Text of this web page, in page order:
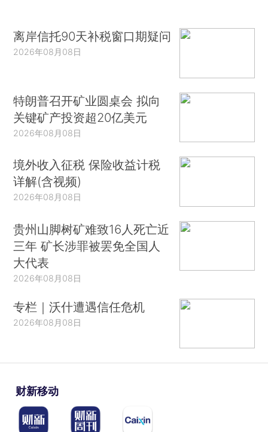
离岸信托90天补税窗口期疑问
2026年08月08日
特朗普召开矿业圆桌会 拟向
关键矿产投资超20亿美元
2026年08月08日
境外收入征税 保险收益计税
详解(含视频)
2026年08月08日
贵州山脚树矿难致16人死亡近
三年 矿长涉罪被罢免全国人
大代表
2026年08月08日
专栏｜沃什遭遇信任危机
2026年08月08日
财新移动